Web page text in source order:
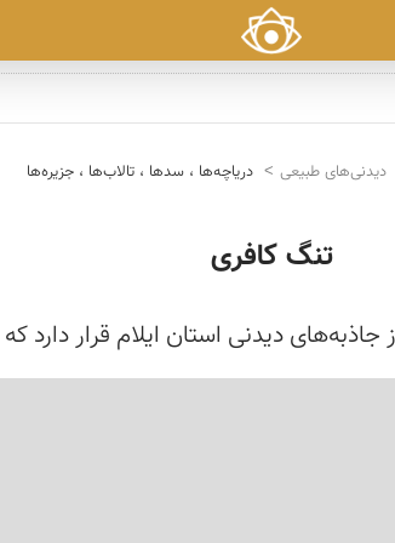
دیدنی‌های طبیعی دریاچه‌ها ، سدها ، تالاب‌ها ، جزیره‌ها
تنگ کافری